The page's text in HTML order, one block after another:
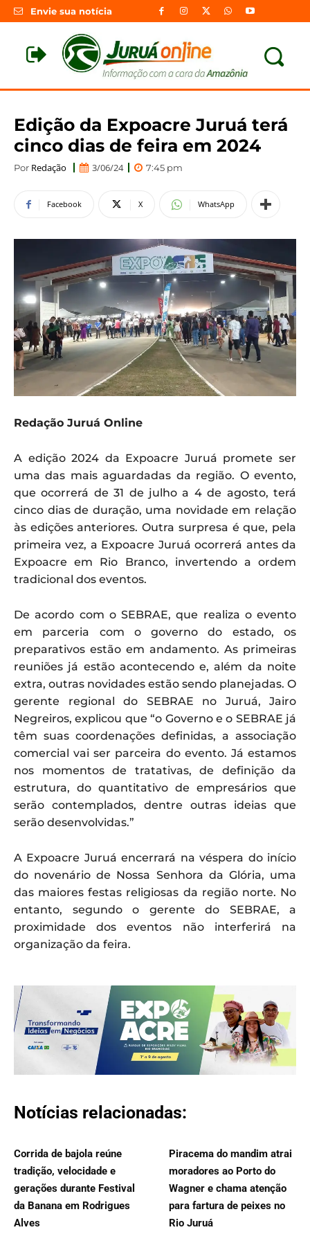
Envie sua notícia
Edição da Expoacre Juruá terá
cinco dias de feira em 2024
Por Redação 3/06/24 7:45 pm
Facebook X WhatsApp
Redação Juruá Online
A edição 2024 da Expoacre Juruá promete ser
uma das mais aguardadas da região. O evento,
que ocorrerá de 31 de julho a 4 de agosto, terá
cinco dias de duração, uma novidade em relação
às edições anteriores. Outra surpresa é que, pela
primeira vez, a Expoacre Juruá ocorrerá antes da
Expoacre em Rio Branco, invertendo a ordem
tradicional dos eventos.
De acordo com o SEBRAE, que realiza o evento
em parceria com o governo do estado, os
preparativos estão em andamento. As primeiras
reuniões já estão acontecendo e, além da noite
extra, outras novidades estão sendo planejadas. O
gerente regional do SEBRAE no Juruá, Jairo
Negreiros, explicou que “o Governo e o SEBRAE já
têm suas coordenações definidas, a associação
comercial vai ser parceira do evento. Já estamos
nos momentos de tratativas, de definição da
estrutura, do quantitativo de empresários que
serão contemplados, dentre outras ideias que
serão desenvolvidas.”
A Expoacre Juruá encerrará na véspera do início
do novenário de Nossa Senhora da Glória, uma
das maiores festas religiosas da região norte. No
entanto, segundo o gerente do SEBRAE, a
proximidade dos eventos não interferirá na
organização da feira.
Notícias relacionadas:
Corrida de bajola reúne
tradição, velocidade e
gerações durante Festival
da Banana em Rodrigues
Alves
Piracema do mandim atrai
moradores ao Porto do
Wagner e chama atenção
para fartura de peixes no
Rio Juruá